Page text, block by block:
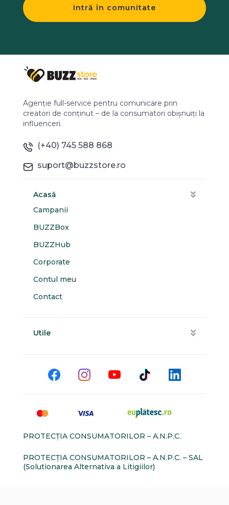
Intră în comunitate
Agenție full-service pentru comunicare prin
creatori de conținut – de la consumatori obișnuiți la
influenceri.
(+40) 745 588 868
suport@buzzstore.ro
Acasă
Campanii
BUZZBox
BUZZHub
Corporate
Contul meu
Contact
Utile
PROTECŢIA CONSUMATORILOR – A.N.P.C.
PROTECŢIA CONSUMATORILOR – A.N.P.C. – SAL
(Solutionarea Alternativa a Litigiilor)